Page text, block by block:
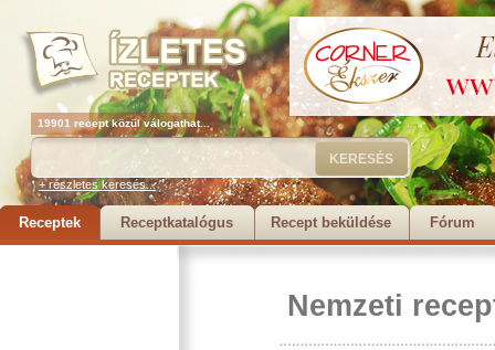
19901 recept közül válogathat...
+ részletes keresés...
Receptek Receptkatalógus Recept beküldése Fórum
Nemzeti